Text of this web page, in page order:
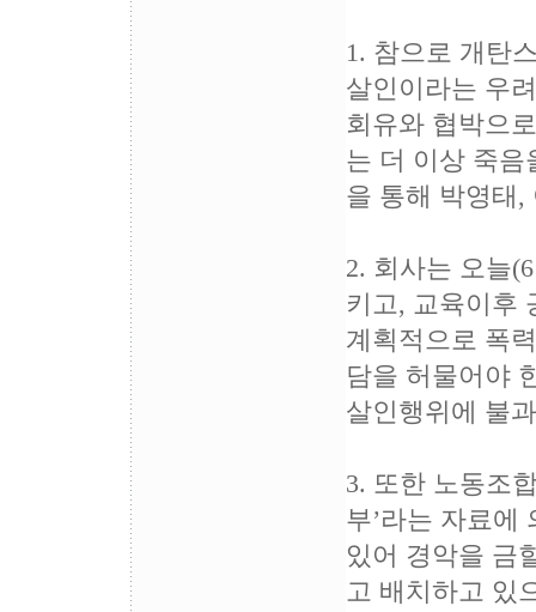
1. 참으로 개탄
살인이라는 우
회유와 협박으
는 더 이상 죽음
을 통해 박영태,
2. 회사는 오늘
키고, 교육이후
계획적으로 폭
담을 허물어야
살인행위에 불
3. 또한 노동조
부’라는 자료에
있어 경악을 금
고 배치하고 있